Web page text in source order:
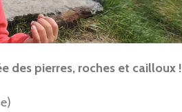
des pierres, roches et cailloux !